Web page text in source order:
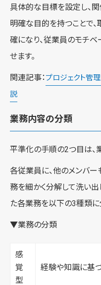
具体的な目標を設定し、関
明確な目的を持つことで
確になり、従業員のモチ
せます。
関連記事：プロジェクト管
説
業務内容の分類
平準化の手順の2つ目は、
各従業員に、他のメンバー
務を細かく分解して洗い出
た各業務を以下の3種類に
▼業務の分類
感
覚
型
経験や知識に基